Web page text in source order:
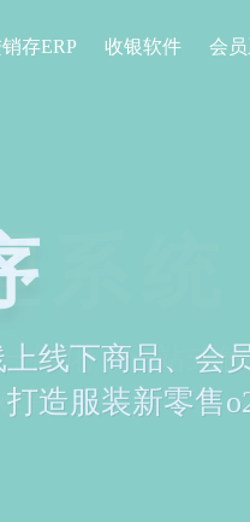
存ERP 收银软件 会
系统
体化，一站式解
题